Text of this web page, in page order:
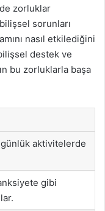
zorluklar
sorunları
nasıl etkilediğini
destek ve
bu zorluklarla başa
aktivitelerde
gibi